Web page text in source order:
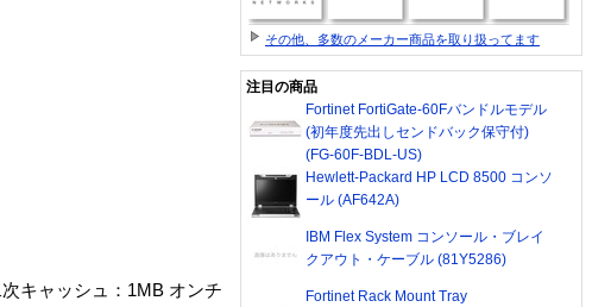
キャッシュ：1MB オンチ
その他、多数のメーカー商品を取り扱ってます
注目の商品
Fortinet FortiGate-60Fバンドルモデル
(初年度先出しセンドバック保守付)
(FG-60F-BDL-US)
Hewlett-Packard HP LCD 8500 コンソ
ール (AF642A)
IBM Flex System コンソール・ブレイ
クアウト・ケーブル (81Y5286)
Fortinet Rack Mount Tray